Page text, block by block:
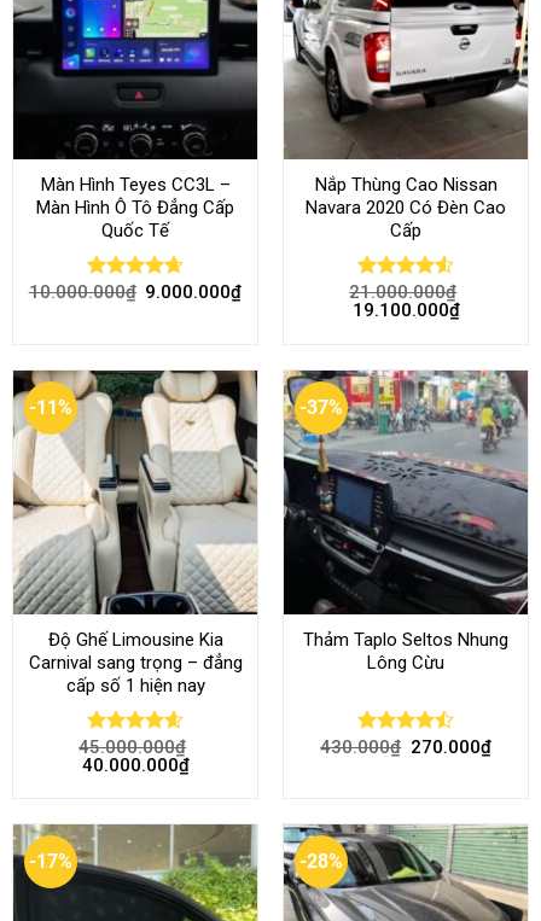
Màn Hình Teyes CC3L –
Màn Hình Ô Tô Đẳng Cấp
Quốc Tế
Rated 4.68
10.000.000₫ 9.000.000₫
Nắp Thùng Cao Nissan
Navara 2020 Có Đèn Cao
Cấp
Rated4.52
out of 5
21.000.000₫
19.100.000₫
-11%
Độ Ghế Limousine Kia
Carnival sang trọng – đẳng
cấp số 1 hiện nay
Rated4.58
out of 5
45.000.000₫
40.000.000₫
-37%
Thảm Taplo Seltos Nhung
Lông Cừu
Rated
430.000₫ 270.000₫
-17% -28%